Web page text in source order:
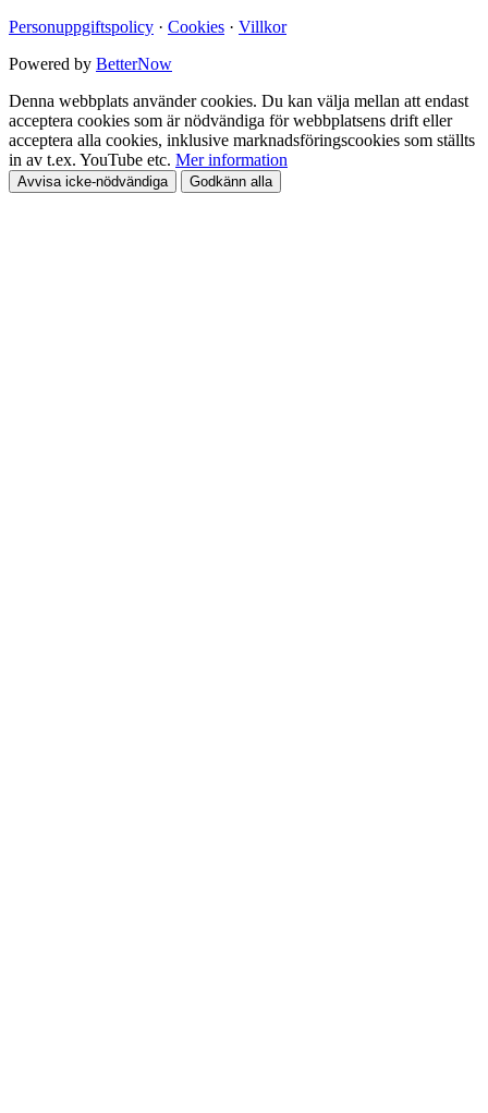
Personuppgiftspolicy · Cookies · Villkor
Powered by BetterNow
Denna webbplats använder cookies. Du kan välja mellan att endast
acceptera cookies som är nödvändiga för webbplatsens drift eller
acceptera alla cookies, inklusive marknadsföringscookies som ställts
in av t.ex. YouTube etc. Mer information
Avvisa icke-nödvändiga Godkänn alla